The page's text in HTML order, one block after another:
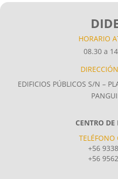
HORARIO
08.30 a
EDIFICIOS PÚBLICOS S/N –
CENTRO
TELÉFONO
+56
+56